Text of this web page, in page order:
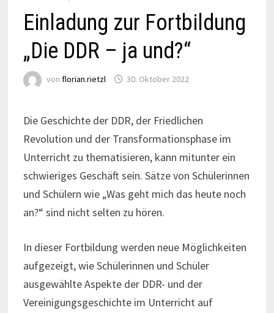
Einladung zur Fortbildung
„Die DDR – ja und?“
von florian.rietzl 30. Oktober 2022
Die Geschichte der DDR, der Friedlichen
Revolution und der Transformationsphase im
Unterricht zu thematisieren, kann mitunter ein
schwieriges Geschäft sein. Sätze von Schülerinnen
und Schülern wie „Was geht mich das heute noch
an?“ sind nicht selten zu hören.
In dieser Fortbildung werden neue Möglichkeiten
aufgezeigt, wie Schülerinnen und Schüler
ausgewählte Aspekte der DDR- und der
Vereinigungsgeschichte im Unterricht auf